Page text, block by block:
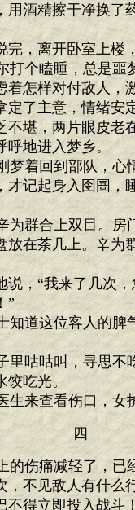
用酒精擦干净换了
，离开卧室上楼
个瞌睡，总是噩
着怎样对付敌人，
定了主意，情绪安
不堪，两片眼皮老
呼地进入梦乡。
着回到部队，心
才记起身入囹圄，
群合上双目。房
放在茶几上。辛为
，“我来了几次
”
道这位客人的脾
咕咕叫，寻思不
饺吃光。
来查看伤口，女
四
伤痛减轻了，已
，不见敌人有什么
不得立即投入战斗